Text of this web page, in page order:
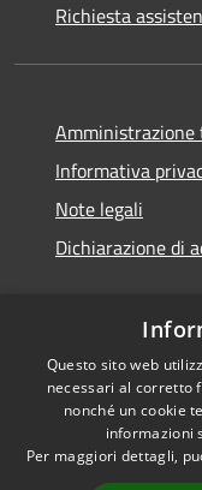
Richiesta
Informativa
Note legali
Dichiarazione di
RSS
Accessibilità
Questo sito web
necessari al corretto
nonché un cookie
informazioni
Per maggiori dettagli,